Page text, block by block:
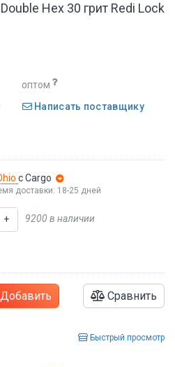
Hex 30 грит Redi Lock
оптом
Написать поставщику
с Cargo
доставки: 18-25 дней
+ 9200 в наличии
Добавить Сравнить
Быстрый просмотр